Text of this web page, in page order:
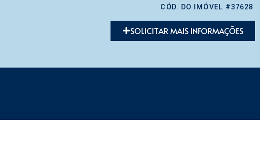
CÓD. DO IMÓVEL #37628
SOLICITAR MAIS INFORMAÇÕES